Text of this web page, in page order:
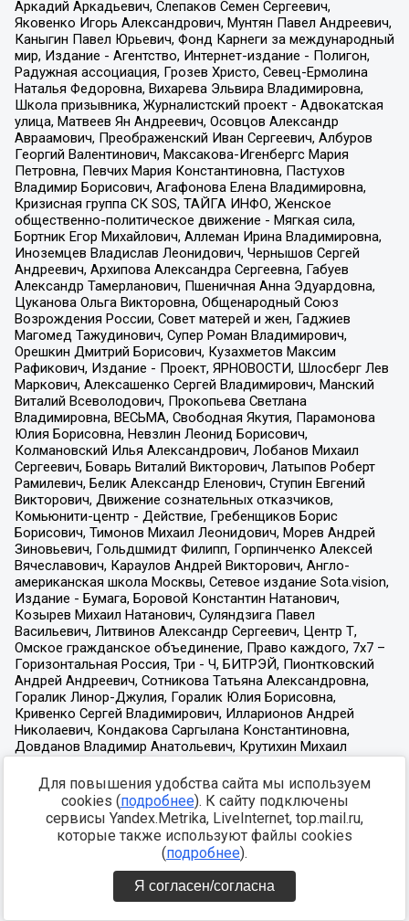
Для повышения удобства сайта мы используем
cookies (подробнее). К сайту подключены
сервисы Yandex.Metrika, LiveInternet, top.mail.ru,
которые также используют файлы cookies
(подробнее).
Я согласен/согласна